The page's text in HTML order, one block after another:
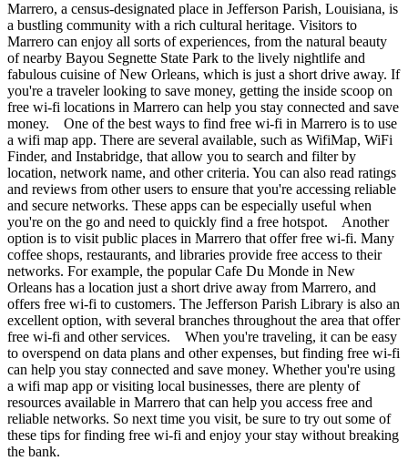
Marrero, a census-designated place in Jefferson Parish, Louisiana, is
a bustling community with a rich cultural heritage. Visitors to
Marrero can enjoy all sorts of experiences, from the natural beauty
of nearby Bayou Segnette State Park to the lively nightlife and
fabulous cuisine of New Orleans, which is just a short drive away. If
you're a traveler looking to save money, getting the inside scoop on
free wi-fi locations in Marrero can help you stay connected and save
money. One of the best ways to find free wi-fi in Marrero is to use
a wifi map app. There are several available, such as WifiMap, WiFi
Finder, and Instabridge, that allow you to search and filter by
location, network name, and other criteria. You can also read ratings
and reviews from other users to ensure that you're accessing reliable
and secure networks. These apps can be especially useful when
you're on the go and need to quickly find a free hotspot. Another
option is to visit public places in Marrero that offer free wi-fi. Many
coffee shops, restaurants, and libraries provide free access to their
networks. For example, the popular Cafe Du Monde in New
Orleans has a location just a short drive away from Marrero, and
offers free wi-fi to customers. The Jefferson Parish Library is also an
excellent option, with several branches throughout the area that offer
free wi-fi and other services. When you're traveling, it can be easy
to overspend on data plans and other expenses, but finding free wi-fi
can help you stay connected and save money. Whether you're using
a wifi map app or visiting local businesses, there are plenty of
resources available in Marrero that can help you access free and
reliable networks. So next time you visit, be sure to try out some of
these tips for finding free wi-fi and enjoy your stay without breaking
the bank.